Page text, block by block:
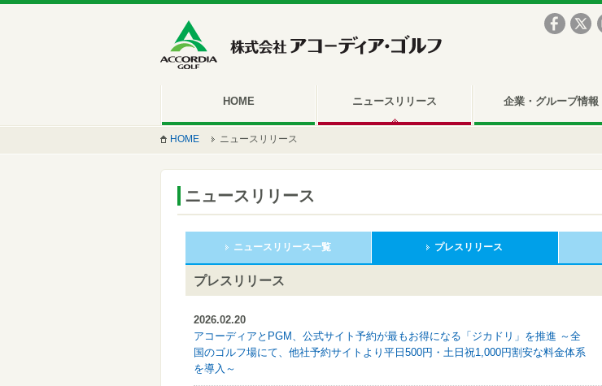
HOME ニュースリリース 企業・グループ情報
HOME ニュースリリース
ニュースリリース
ニュースリリース一覧 プレスリリース
プレスリリース
2026.02.20
アコーディアとPGM、公式サイト予約が最もお得になる「ジカドリ」を推進 ～全
国のゴルフ場にて、他社予約サイトより平日500円・土日祝1,000円割安な料金体系
を導入～